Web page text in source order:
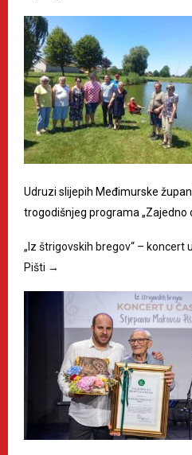
Udruzi slijepih Međimurske
trogodišnjeg programa „Zajedno
„Iz štrigovskih bregov“ – koncert
Pišti →